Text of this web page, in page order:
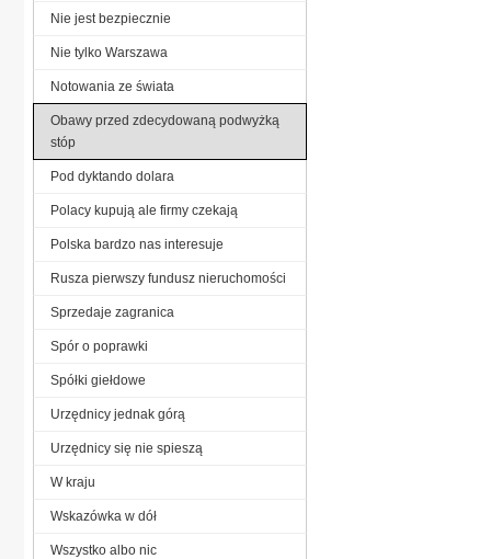
Nie jest bezpiecznie
Nie tylko Warszawa
Notowania ze świata
Obawy przed zdecydowaną podwyżką
stóp
Pod dyktando dolara
Polacy kupują ale firmy czekają
Polska bardzo nas interesuje
Rusza pierwszy fundusz nieruchomości
Sprzedaje zagranica
Spór o poprawki
Spółki giełdowe
Urzędnicy jednak górą
Urzędnicy się nie spieszą
W kraju
Wskazówka w dół
Wszystko albo nic